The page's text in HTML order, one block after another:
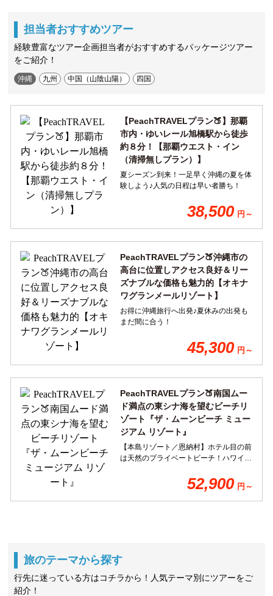
担当者おすすめツアー
経験豊富なツアー企画担当者がおすすめするパッケージツアー
をご紹介！
沖縄 九州 中国（山陰山陽） 四国
【PeachTRAVELプラン🍑】那覇
市内・ゆいレール旭橋駅から徒歩
約８分！【那覇ウエスト・イン
（清掃無しプラン）】
夏シーズン到来！一足早く沖縄の夏を体
験しよう♪人気の日程は早い者勝ち！
38,500 円～
PeachTRAVELプラン🍑沖縄市の
高台に位置しアクセス良好＆リー
ズナブルな価格も魅力的【オキナ
ワグランメールリゾート】
お得に沖縄旅行へ出発♪夏休みの出発も
まだ間に合う！
45,300 円～
PeachTRAVELプラン🍑南国ムー
ド満点の東シナ海を望むビーチリ
ゾート『ザ・ムーンビーチ ミュー
ジアム リゾート』
【本島リゾート／恩納村】ホテル目の前
は天然のプライベートビーチ！ハワイよ
アトリウムや屋外プールなど映えスポッ
トも多数。ビーチから見るサンセットは
感動ものです♪
52,900 円～
旅のテーマから探す
行先に迷っている方はコチラから！人気テーマ別にツアーをご
紹介！